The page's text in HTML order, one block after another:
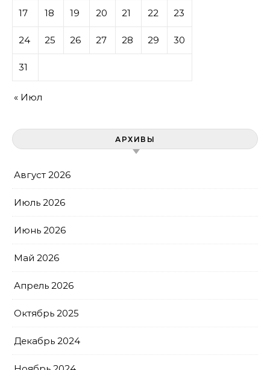
17 18 19 20 21 22 23
24 25 26 27 28 29 30
31
« Июл
АРХИВЫ
Август 2026
Июль 2026
Июнь 2026
Май 2026
Апрель 2026
Октябрь 2025
Декабрь 2024